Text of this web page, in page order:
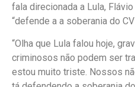
fala direcionada a Lula,
“defende a a soberania do
“Olha que Lula falou hoje,
criminosos não podem ser
estou muito triste. Nossos